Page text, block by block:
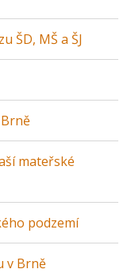
ŠD, MŠ a ŠJ
mateřské
podzemí
v Brně